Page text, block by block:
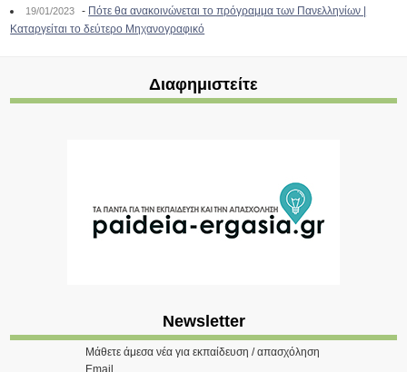
19/01/2023 - Πότε θα ανακοινώνεται το πρόγραμμα των Πανελληνίων |
Καταργείται το δεύτερο Μηχανογραφικό
Διαφημιστείτε
Newsletter
Μάθετε άμεσα νέα για εκπαίδευση / απασχόληση
Email